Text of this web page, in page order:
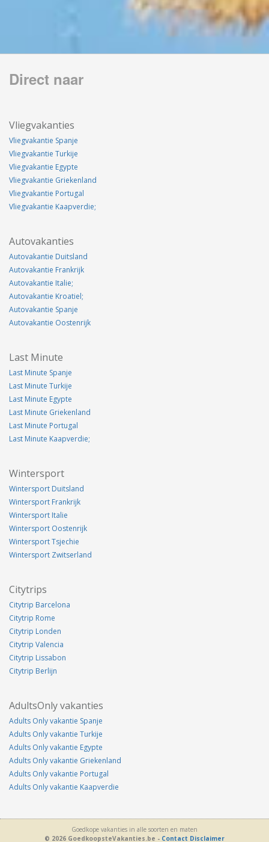
Direct naar
Vliegvakanties
Vliegvakantie Spanje
Vliegvakantie Turkije
Vliegvakantie Egypte
Vliegvakantie Griekenland
Vliegvakantie Portugal
Vliegvakantie Kaapverdie;
Autovakanties
Autovakantie Duitsland
Autovakantie Frankrijk
Autovakantie Italie;
Autovakantie Kroatiel;
Autovakantie Spanje
Autovakantie Oostenrijk
Last Minute
Last Minute Spanje
Last Minute Turkije
Last Minute Egypte
Last Minute Griekenland
Last Minute Portugal
Last Minute Kaapverdie;
Wintersport
Wintersport Duitsland
Wintersport Frankrijk
Wintersport Italie
Wintersport Oostenrijk
Wintersport Tsjechie
Wintersport Zwitserland
Citytrips
Citytrip Barcelona
Citytrip Rome
Citytrip Londen
Citytrip Valencia
Citytrip Lissabon
Citytrip Berlijn
AdultsOnly vakanties
Adults Only vakantie Spanje
Adults Only vakantie Turkije
Adults Only vakantie Egypte
Adults Only vakantie Griekenland
Adults Only vakantie Portugal
Adults Only vakantie Kaapverdie
Goedkope vakanties in alle soorten en maten
© 2026 GoedkoopsteVakanties.be - Contact Disclaimer